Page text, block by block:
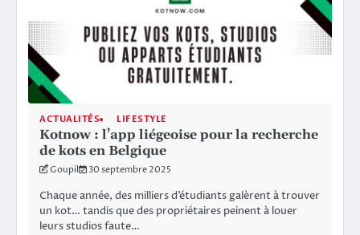
ACTUALITÉS LIFESTYLE
Kotnow : l’app liégeoise pour la recherche
de kots en Belgique
Goupil 30 septembre 2025
Chaque année, des milliers d’étudiants galèrent à trouver
un kot… tandis que des propriétaires peinent à louer
leurs studios faute…